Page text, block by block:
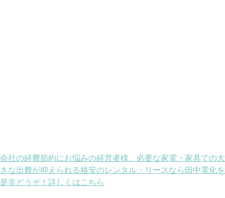
会社の経費節約にお悩みの経営者様、必要な家電・家具での大
きな出費が抑えられる格安のレンタル・リースなら田中電化を
是非どうぞ！詳しくはこちら